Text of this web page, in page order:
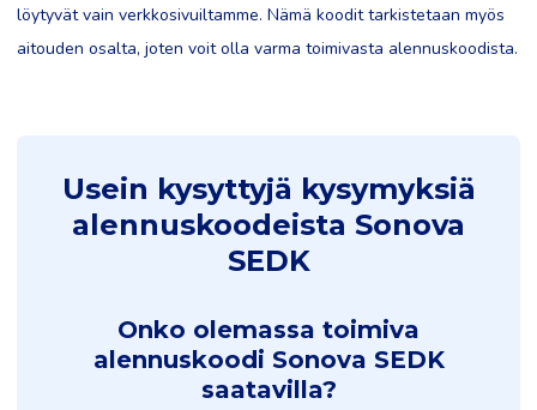
löytyvät vain verkkosivuiltamme. Nämä koodit tarkistetaan myös
aitouden osalta, joten voit olla varma toimivasta alennuskoodista.
Usein kysyttyjä kysymyksiä
alennuskoodeista Sonova
SEDK
Onko olemassa toimiva
alennuskoodi Sonova SEDK
saatavilla?